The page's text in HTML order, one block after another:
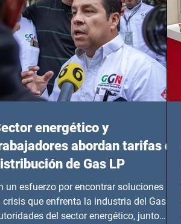
energético y
abordan tarifas de
de Gas LP
un esfuerzo por encontrar soluciones a
crisis que enfrenta la industria del Gas LP,
del sector energético, junto